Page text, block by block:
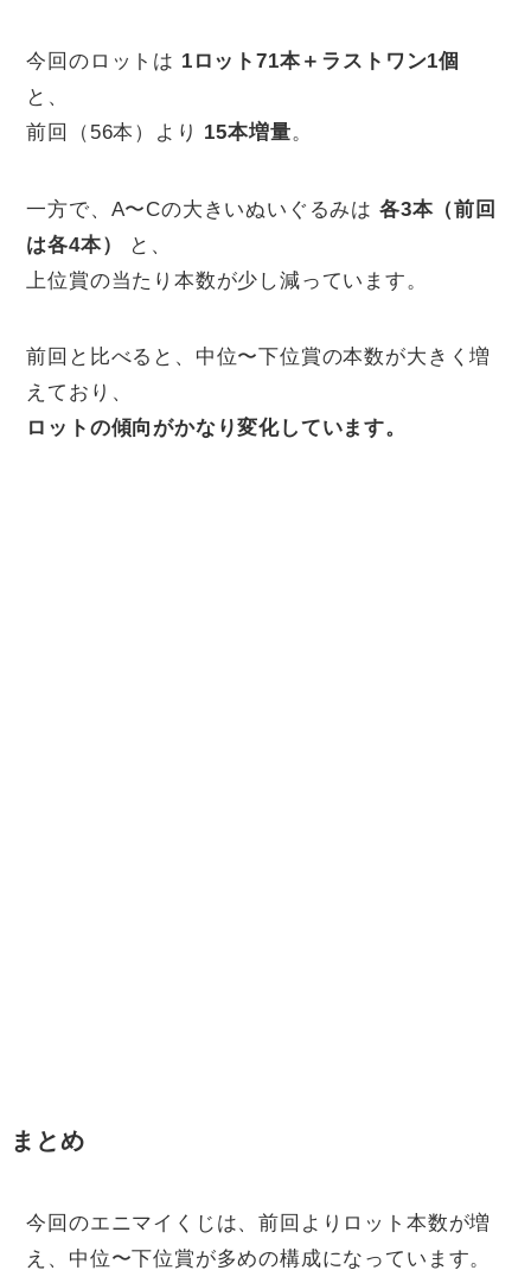
今回のロットは 1ロット71本＋ラストワン1個
と、
前回（56本）より 15本増量。
一方で、A〜Cの大きいぬいぐるみは 各3本（前回
は各4本）
と、
上位賞の当たり本数が少し減っています。
前回と比べると、中位〜下位賞の本数が大きく増
えており、
ロットの傾向がかなり変化しています。
まとめ
今回のエニマイくじは、前回よりロット本数が増
え、中位〜下位賞が多めの構成になっています。